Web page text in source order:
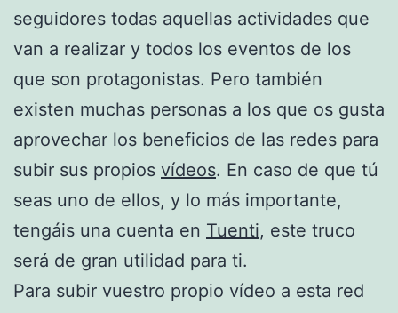
seguidores todas aquellas actividades que
van a realizar y todos los eventos de los
que son protagonistas. Pero también
existen muchas personas a los que os gusta
aprovechar los beneficios de las redes para
subir sus propios vídeos. En caso de que tú
seas uno de ellos, y lo más importante,
tengáis una cuenta en Tuenti, este truco
será de gran utilidad para ti.
Para subir vuestro propio vídeo a esta red